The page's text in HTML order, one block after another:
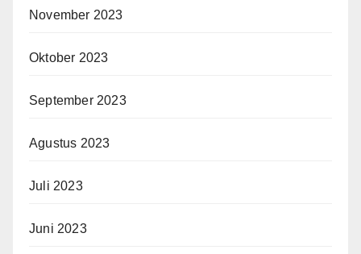
November 2023
Oktober 2023
September 2023
Agustus 2023
Juli 2023
Juni 2023